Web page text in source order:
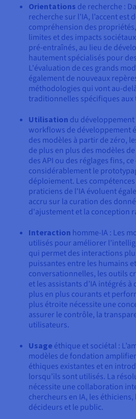
Orientations de recherche :
recherche sur l’IA, l’accent est
compréhension des
limites et des impacts
pré-entraînés, au lieu de
hautement spécialisés pour
L'évaluation de ces grands
également de nouveaux
méthodologies qui vont au-
traditionnelles spécifiques aux
Utilisation du développement
workflows de développement
des modèles à partir de zéro,
de plus en plus des modèles
des API ou des réglages fins,
considérablement le
déploiement. Les
praticiens de l'IA évoluent
accru sur la curation des
d'ajustement et la conception
Interaction homme-IA : Les
utilisés pour améliorer
qui permet des interactions
puissantes entre les humains
conversationnelles, les outils
et les assistants d’IA intégrés
plus en plus courants et
plus étroite nécessite une
assurer le contrôle, la
utilisateurs.
Usage éthique et sociétal :
modèles de fondation
éthiques existantes et en
lorsqu’ils sont utilisés. La
nécessite une collaboration
chercheurs en IA, les
décideurs et le public.